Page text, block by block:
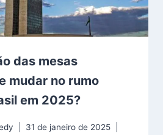
das mesas
mudar no rumo
em 2025?
31 de janeiro de 2025